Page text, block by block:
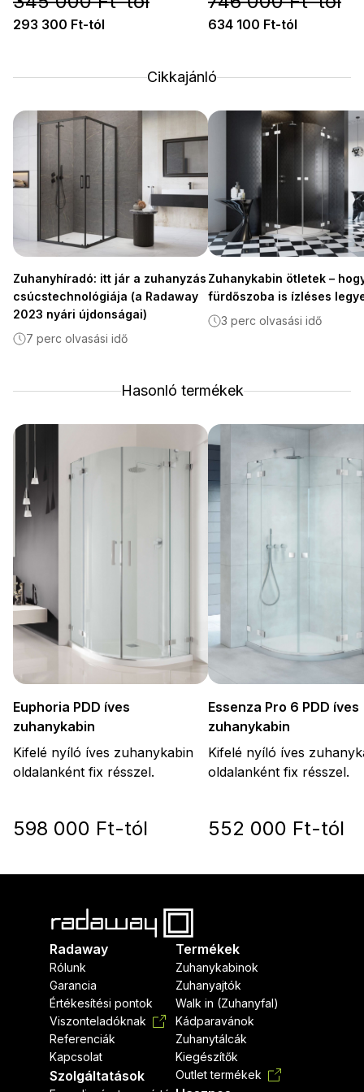
293 300 Ft-tól 634 100 Ft-tól
Cikkajánló
Zuhanyhíradó: itt jár a zuhanyzás
csúcstechnológiája (a Radaway
2023 nyári újdonságai)
7 perc olvasási idő
Zuhanykabin ötletek –
fürdőszoba is ízléses
3 perc olvasási idő
Hasonló termékek
Euphoria PDD íves
zuhanykabin
Kifelé nyíló íves zuhanykabin
oldalanként fix résszel.
598 000 Ft-tól
Essenza Pro 6 PDD íves
zuhanykabin
Kifelé nyíló íves
oldalanként fix résszel.
552 000 Ft-tól
Radaway
Rólunk
Garancia
Értékesítési pontok
Viszonteladóknak
Referenciák
Kapcsolat
Szolgáltatások
Termékek
Zuhanykabinok
Zuhanyajtók
Walk in (Zuhanyfal)
Kádparavánok
Zuhanytálcák
Kiegészítők
Outlet termékek